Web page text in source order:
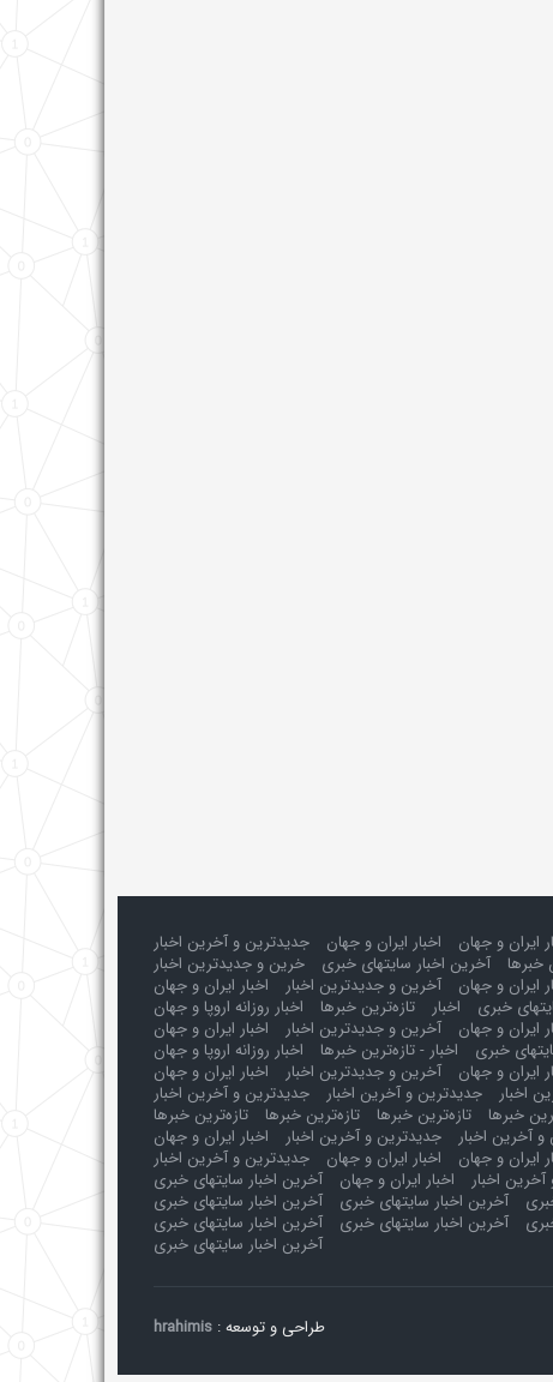
ایران و جهان اخبار ایران و جهان
جدیدترین و آخرین اخبار
خبرها
آخرین اخبار سایتهای خبری
خرین و جدیدترین اخبار
ایران و جهان
آخرین و جدیدترین اخبار
اخبار ایران و جهان
خبری
اخبار تازه‌ترین خبرها
اخبار روزانه اروپا و جهان
ایران و جهان
آخرین و جدیدترین اخبار
اخبار ایران و جهان
خبری
اخبار - تازه‌ترین خبرها
اخبار روزانه اروپا و جهان
ایران و جهان
آخرین و جدیدترین اخبار
اخبار ایران و جهان
اخبار جدیدترین و آخرین اخبار
جدیدترین و آخرین اخبار
خبرها تازه‌ترین خبرها تازه‌ترین خبرها
تازه‌ترین خبرها
آخرین اخبار جدیدترین و آخرین اخبار
اخبار ایران و جهان
ایران و جهان اخبار ایران و جهان
جدیدترین و آخرین اخبار
اخبار
اخبار ایران و جهان
آخرین اخبار سایتهای خبری
آخرین اخبار سایتهای خبری
آخرین اخبار سایتهای خبری
آخرین اخبار سایتهای خبری
آخرین اخبار سایتهای خبری
آخرین اخبار سایتهای خبری
طراحی و توسعه : hrahimis